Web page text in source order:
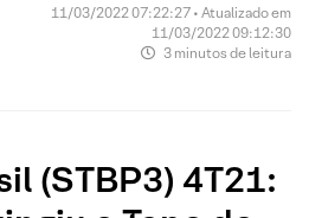
11/03/2022 07:22:27 • Atualizado em
11/03/2022 09:12:30
3 minutos de leitura
(STBP3) 4T21: